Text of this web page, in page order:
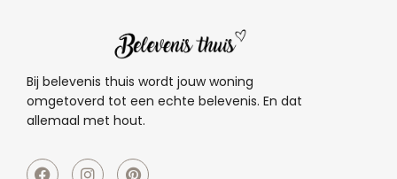
Bij belevenis thuis wordt jouw woning
omgetoverd tot een echte belevenis. En dat
allemaal met hout.